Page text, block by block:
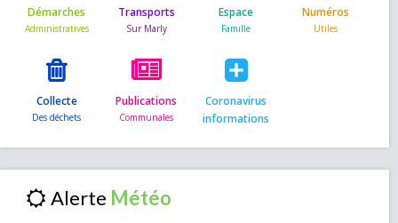
Démarches Transports Espace Numéros
Collecte Publications
Coronavirus
informations
Alerte